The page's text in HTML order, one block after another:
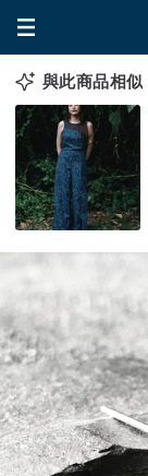
與此商品相似